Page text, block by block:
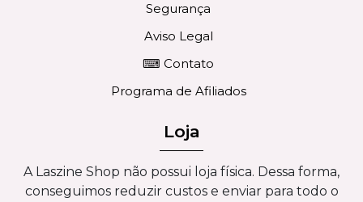
Segurança
Aviso Legal
⌨ Contato
Programa de Afiliados
Loja
A Laszine Shop não possui loja física. Dessa forma,
conseguimos reduzir custos e enviar para todo o